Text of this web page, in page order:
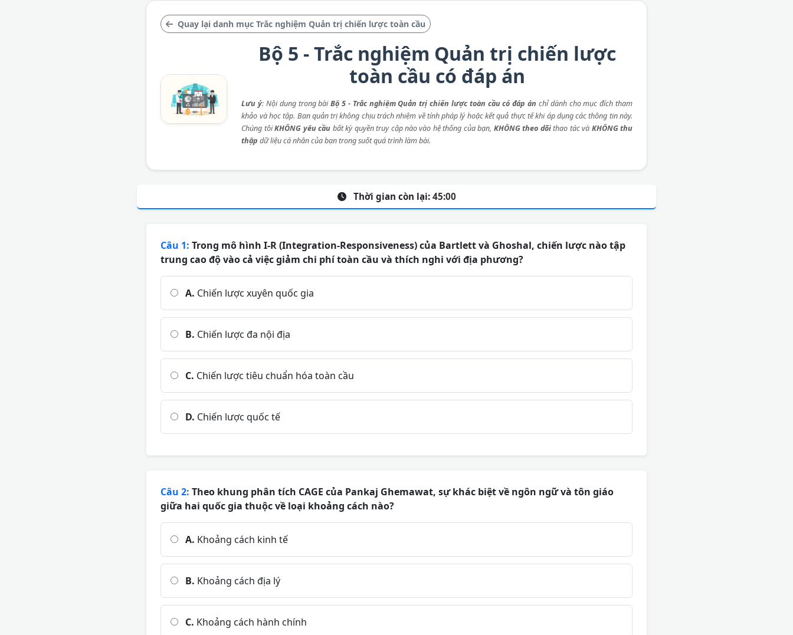
Quay lại danh mục Trắc nghiệm Quản trị chiến lược toàn cầu
Bộ 5 - Trắc nghiệm Quản trị chiến lược
toàn cầu có đáp án
Lưu ý: Nội dung trong bàiBộ 5 - Trắc nghiệm Quản trị chiến lược toàn cầu có đáp án chỉ dành cho mục đích tham
khảo và học tập. Ban quản trị không chịu trách nhiệm về tính pháp lý hoặc kết quả thực tế khi áp dụng các thông tin này.
Chúng tôiKHÔNG yêu cầu bất kỳ quyền truy cập nào vào hệ thống của bạn, KHÔNG theo dõithao tác và KHÔNG thu
thập dữ liệu cá nhân của bạn trong suốt quá trình làm bài.
Thời gian còn lại: 45:00
Câu 1: Trong mô hình I-R (Integration-Responsiveness) của Bartlett và Ghoshal, chiến lược nào tập
trung cao độ vào cả việc giảm chi phí toàn cầu và thích nghi với địa phương?
A. Chiến lược xuyên quốc gia
B. Chiến lược đa nội địa
C. Chiến lược tiêu chuẩn hóa toàn cầu
D. Chiến lược quốc tế
Câu 2: Theo khung phân tích CAGE của Pankaj Ghemawat, sự khác biệt về ngôn ngữ và tôn giáo
giữa hai quốc gia thuộc về loại khoảng cách nào?
A. Khoảng cách kinh tế
B. Khoảng cách địa lý
C. Khoảng cách hành chính